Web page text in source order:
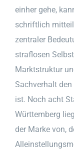
einher gehe,
schriftlich
zentraler
straflosen
Marktstruktur
Sachverhalt
ist. Noch acht
Württemberg
der Marke von,